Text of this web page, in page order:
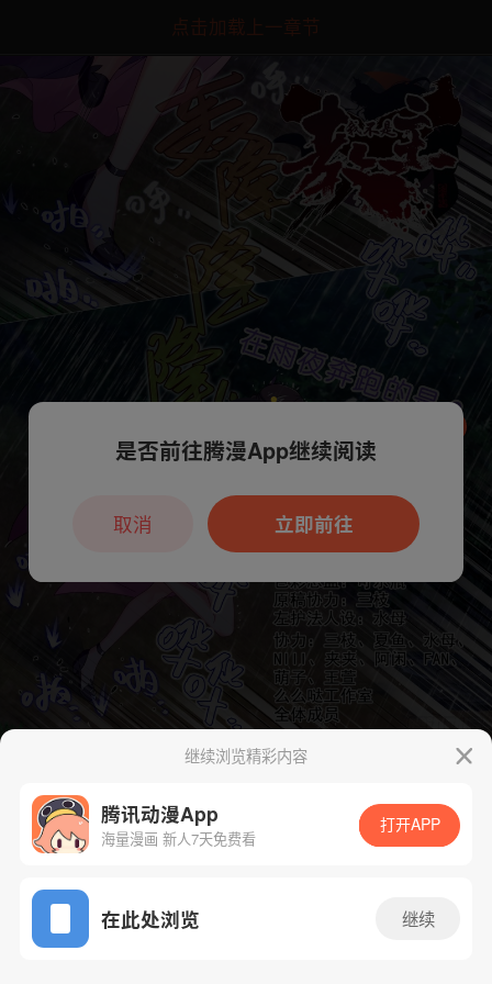
点击加载上一章节
App免费看
下一话 腾漫App免费看
继续浏览精彩内容
腾讯动漫App
海量漫画 新人7天免费看
打开APP
在此处浏览 继续
本章节仅支持App阅读，可打开App新用
户7天免费看
是否前往腾漫App继续阅读
立即前往
取消